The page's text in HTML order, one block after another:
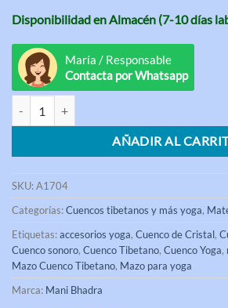
Disponibilidad en Almacén (7-10 días
María / Responsable
Contacta por Whatsapp
AÑADIR AL
SKU:A1704
Categorías:Cuencos tibetanos y más yoga,
Etiquetas:accesorios yoga, Cuenco de Cristal,
Cuenco sonoro, Cuenco Tibetano, Cuenco Yoga,
Mazo Cuenco Tibetano, Mazo para yoga
Marca: Mani Bhadra